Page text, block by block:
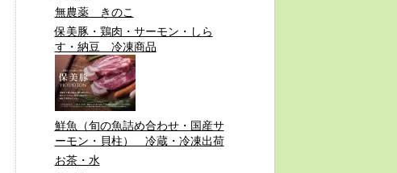
無農薬 きのこ
保美豚・鶏肉・サーモン・しら
す・納豆 冷凍商品
鮮魚（旬の魚詰め合わせ・国産サ
ーモン・貝柱） 冷蔵・冷凍出荷
お茶・水